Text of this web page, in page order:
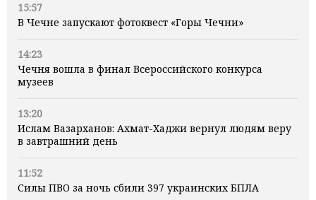
15:57
В Чечне запускают фотоквест «Горы Чечни»
14:23
Чечня вошла в финал Всероссийского конкурса
музеев
13:20
Ислам Вазарханов: Ахмат-Хаджи вернул людям веру
в завтрашний день
11:52
Силы ПВО за ночь сбили 397 украинских БПЛА